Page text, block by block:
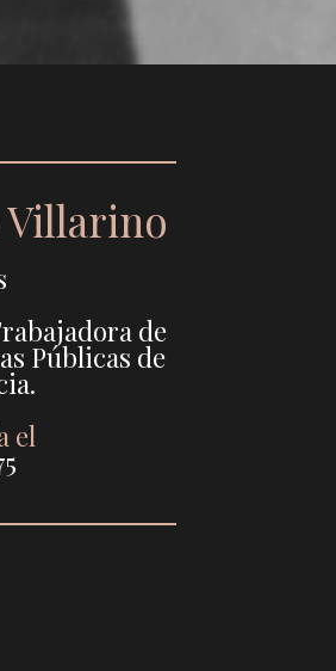
Villarino
de
Públicas de
el